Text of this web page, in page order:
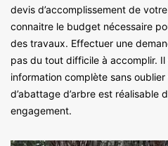
devis d’accomplissement de
connaitre le budget nécessaire
des travaux. Effectuer une
pas du tout difficile à accomplir.
information complète sans
d’abattage d’arbre est réalisable
engagement.